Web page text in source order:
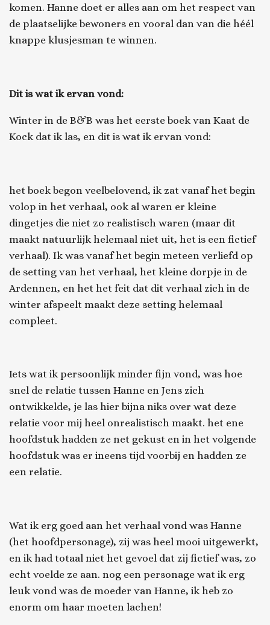
komen. Hanne doet er alles aan om het respect van
de plaatselijke bewoners en vooral dan van die héél
knappe klusjesman te winnen.
Dit is wat ik ervan vond:
Winter in de B&B was het eerste boek van Kaat de
Kock dat ik las, en dit is wat ik ervan vond:
het boek begon veelbelovend, ik zat vanaf het begin
volop in het verhaal, ook al waren er kleine
dingetjes die niet zo realistisch waren (maar dit
maakt natuurlijk helemaal niet uit, het is een fictief
verhaal). Ik was vanaf het begin meteen verliefd op
de setting van het verhaal, het kleine dorpje in de
Ardennen, en het het feit dat dit verhaal zich in de
winter afspeelt maakt deze setting helemaal
compleet.
Iets wat ik persoonlijk minder fijn vond, was hoe
snel de relatie tussen Hanne en Jens zich
ontwikkelde, je las hier bijna niks over wat deze
relatie voor mij heel onrealistisch maakt. het ene
hoofdstuk hadden ze net gekust en in het volgende
hoofdstuk was er ineens tijd voorbij en hadden ze
een relatie.
Wat ik erg goed aan het verhaal vond was Hanne
(het hoofdpersonage), zij was heel mooi uitgewerkt,
en ik had totaal niet het gevoel dat zij fictief was, zo
echt voelde ze aan. nog een personage wat ik erg
leuk vond was de moeder van Hanne, ik heb zo
enorm om haar moeten lachen!